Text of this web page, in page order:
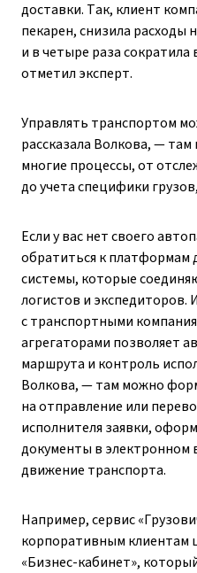
доставки. Так, клиент
пекарен, снизила расходы
и в четыре раза
отметил эксперт.
Управлять транспортом
рассказала Волкова, —
многие процессы, от
до учета специфики
Если у вас нет своего
обратиться к платформам
системы, которые
логистов и экспедиторов.
с транспортными
агрегаторами позволяет
маршрута и контроль
Волкова, — там можно
на отправление или
исполнителя заявки,
документы в электронном
движение транспорта.
Например, сервис
корпоративным клиентам
«Бизнес-кабинет»,